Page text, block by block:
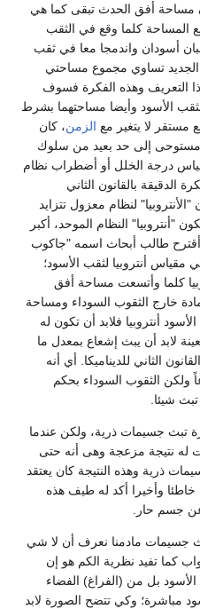
مساحة أفق الحدث تبقى كما هي
المساحة كلما وقع في الثقب
أسودان واندمجا معا في ثقب
تساوي مجموع مساحتي
هذا التعريف وهذه الفكرة فسوف
الأسود وأيضا مساحتهما بشرط
مستقر لا يتغير مع الزمن، كان
مستوحى إلى حد بعيد من سلوك
درجة الخلل أو أضطراب نظام
بالقانون الثاني
لنظام معزول تتزايد
"أنتروبيا" النظام الموحد، أكبر
طالب أبحاث اسمه "جاكوب
أنتروبيا لثقب الأسود؛
كلما وأتسعت مساحة أفق
خارج الثقوب السوداء ومساحة
أنتروبيا فلابد أن تكون له
لابد أن يبث إشعاع بمعدل ما
الثاني للديناميكا. أي أنه
ولكن الثقوب السوداء بحكم
شيئا.
تبث جسيمات ذرية، ولكن عندما
له نتيجة مزعجة وهى أنه حتى
ذرية وهذه النتيجة كان يعتقد
خاطئا وأخيرا أكد له طيف هذه
جسم حار.
جسيمات مادمنا نعرف أن لا شي
كما تفيد نظرية الكم هو إن
بل من (الفراغ) الفضاء
مباشرة؛ وكي تتضح الصورة لابد